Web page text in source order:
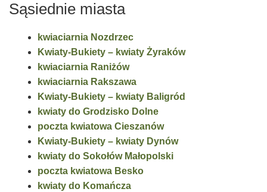
Sąsiednie miasta
kwiaciarnia Nozdrzec
Kwiaty-Bukiety – kwiaty Żyraków
kwiaciarnia Raniżów
kwiaciarnia Rakszawa
Kwiaty-Bukiety – kwiaty Baligród
kwiaty do Grodzisko Dolne
poczta kwiatowa Cieszanów
Kwiaty-Bukiety – kwiaty Dynów
kwiaty do Sokołów Małopolski
poczta kwiatowa Besko
kwiaty do Komańcza